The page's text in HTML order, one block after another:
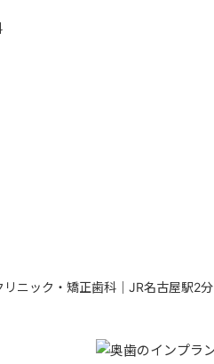
ニック・矯正歯科｜JR名古屋駅2分